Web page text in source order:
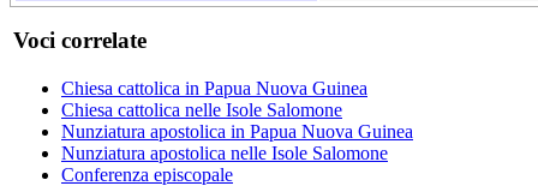
Voci correlate
Chiesa cattolica in Papua Nuova Guinea
Chiesa cattolica nelle Isole Salomone
Nunziatura apostolica in Papua Nuova Guinea
Nunziatura apostolica nelle Isole Salomone
Conferenza episcopale